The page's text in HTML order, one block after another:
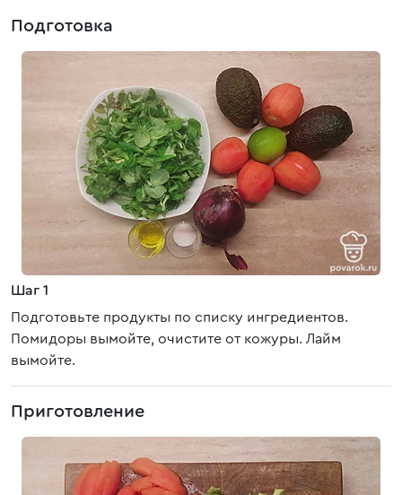
Подготовка
Шаг 1
Подготовьте продукты по списку ингредиентов.
Помидоры вымойте, очистите от кожуры. Лайм
вымойте.
Приготовление